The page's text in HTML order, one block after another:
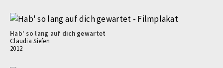
Hab' so lang auf dich gewartet
Claudia Siefen
2012